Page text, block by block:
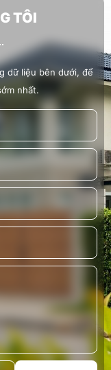
TRÌNH TƯ
CHO NGƯỜI LAO
THỦ ĐỨC”
CHỨC - LAO
ĐỢT 4 - NĂM
TÔI
dữ liệu bên dưới, để
nhất.